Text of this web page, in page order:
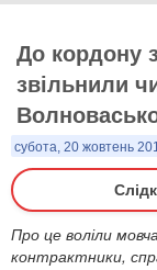
До кордону
звільнили
субота, 20 жовтень
Про це воліли
контрактники,